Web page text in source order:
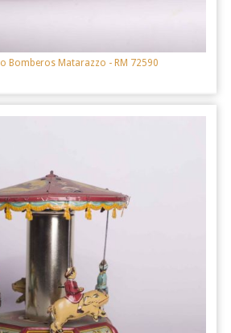
Bomberos Matarazzo - RM 72590